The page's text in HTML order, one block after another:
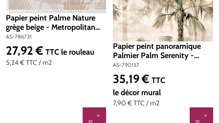
Papier peint Palme Nature
grège beige - Metropolitan
Stories 4 Hot Spots d'A.S.
Création | Réf. AS-786731
AS-786731
5,24 €TTC / m2
Prix régulier :
27,92 € TTC le rouleau
Papier peint panoramique
Palmier Palm Serenity -
Metropolitan Stories 4 Hot
Spots d'A.S. Création | Réf.
AS-790157
AS-790157
7,90 €TTC / m2
Prix régulier :
35,19 € TTC
le décor mural